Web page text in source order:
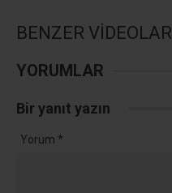
BENZER VİDEOLAR
YORUMLAR
Bir yanıt yazın
Yorum *